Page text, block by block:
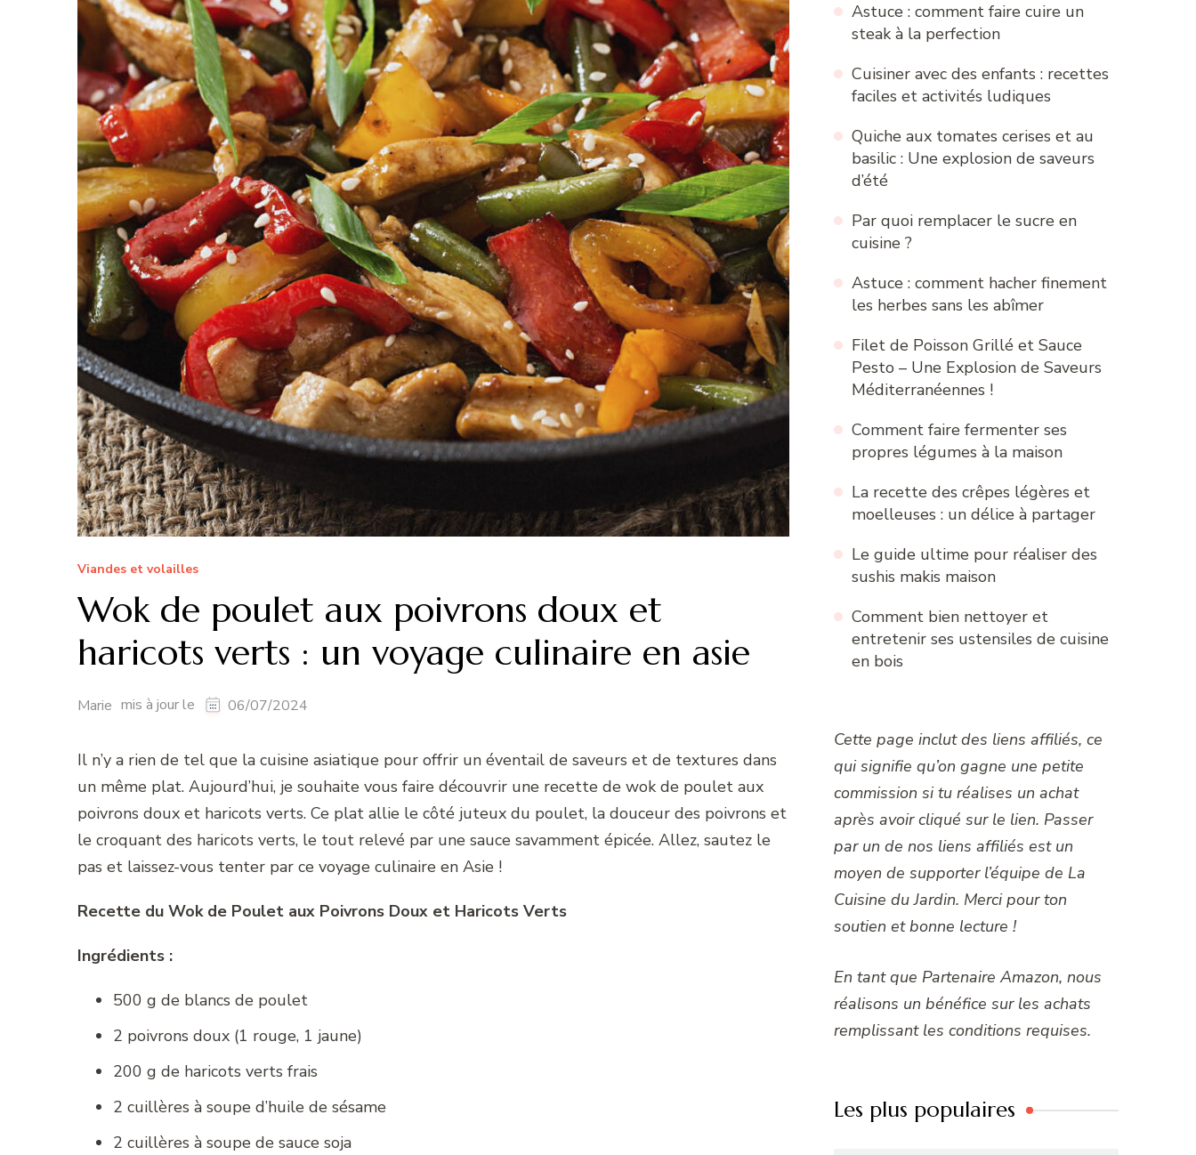
Viandes et volailles
Wok de poulet aux poivrons doux et
haricots verts : un voyage culinaire en asie
Marie mis à jour le 06/07/2024
Il n’y a rien de tel que la cuisine asiatique pour offrir un éventail de saveurs et de textures dans
un même plat. Aujourd’hui, je souhaite vous faire découvrir une recette de wok de poulet aux
poivrons doux et haricots verts. Ce plat allie le côté juteux du poulet, la douceur des poivrons et
le croquant des haricots verts, le tout relevé par une sauce savamment épicée. Allez, sautez le
pas et laissez-vous tenter par ce voyage culinaire en Asie !
Recette du Wok de Poulet aux Poivrons Doux et Haricots Verts
Ingrédients :
500 g de blancs de poulet
2 poivrons doux (1 rouge, 1 jaune)
200 g de haricots verts frais
2 cuillères à soupe d’huile de sésame
2 cuillères à soupe de sauce soja
Astuce : comment faire cuire un
steak à la perfection
Cuisiner avec des enfants : recettes
faciles et activités ludiques
Quiche aux tomates cerises et au
basilic : Une explosion de saveurs
d’été
Par quoi remplacer le sucre en
cuisine ?
Astuce : comment hacher finement
les herbes sans les abîmer
Filet de Poisson Grillé et Sauce
Pesto – Une Explosion de Saveurs
Méditerranéennes !
Comment faire fermenter ses
propres légumes à la maison
La recette des crêpes légères et
moelleuses : un délice à partager
Le guide ultime pour réaliser des
sushis makis maison
Comment bien nettoyer et
entretenir ses ustensiles de cuisine
en bois
Cette page inclut des liens affiliés, ce
qui signifie qu’on gagne une petite
commission si tu réalises un achat
après avoir cliqué sur le lien. Passer
par un de nos liens affiliés est un
moyen de supporter l’équipe de La
Cuisine du Jardin. Merci pour ton
soutien et bonne lecture !
En tant que Partenaire Amazon, nous
réalisons un bénéfice sur les achats
remplissant les conditions requises.
Les plus populaires